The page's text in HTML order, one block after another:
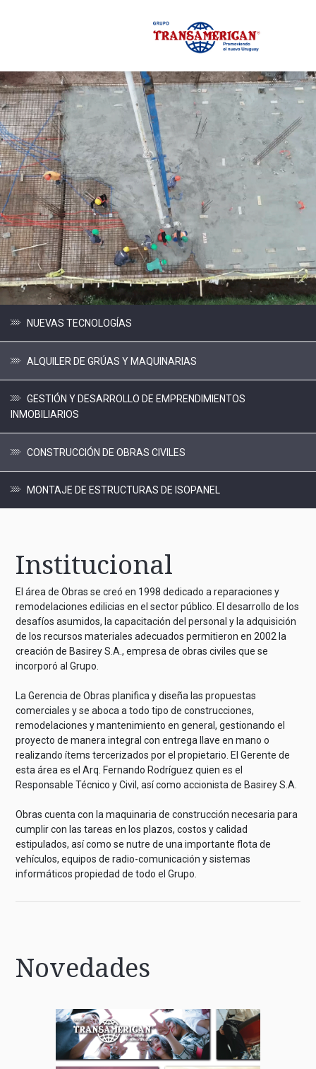
NUEVAS TECNOLOGÍAS
ALQUILER DE GRÚAS Y MAQUINARIAS
GESTIÓN Y DESARROLLO DE EMPRENDIMIENTOS
INMOBILIARIOS
CONSTRUCCIÓN DE OBRAS CIVILES
MONTAJE DE ESTRUCTURAS DE ISOPANEL
Institucional
El área de Obras se creó en 1998 dedicado a reparaciones y
remodelaciones edilicias en el sector público. El desarrollo de los
desafíos asumidos, la capacitación del personal y la adquisición
de los recursos materiales adecuados permitieron en 2002 la
creación de Basirey S.A., empresa de obras civiles que se
incorporó al Grupo.
La Gerencia de Obras planifica y diseña las propuestas
comerciales y se aboca a todo tipo de construcciones,
remodelaciones y mantenimiento en general, gestionando el
proyecto de manera integral con entrega llave en mano o
realizando ítems tercerizados por el propietario. El Gerente de
esta área es el Arq. Fernando Rodríguez quien es el
Responsable Técnico y Civil, así como accionista de Basirey S.A.
Obras cuenta con la maquinaria de construcción necesaria para
cumplir con las tareas en los plazos, costos y calidad
estipulados, así como se nutre de una importante flota de
vehículos, equipos de radio-comunicación y sistemas
informáticos propiedad de todo el Grupo.
Novedades